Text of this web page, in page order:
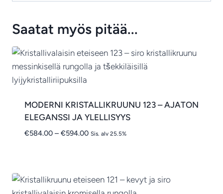
Saatat myös pitää...
MODERNI KRISTALLIKRUUNU 123 – AJATON
ELEGANSSI JA YLELLISYYS
€584.00 – €594.00Hintaluokka:
Sis. alv 25.5%